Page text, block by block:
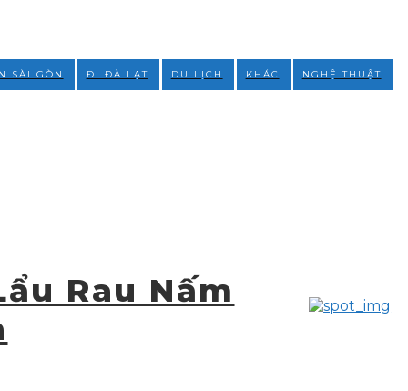
SÀI GÒN ĐI ĐÀ LẠT DU LỊCH KHÁC NGHỆ THUẬT
Rau Nấm